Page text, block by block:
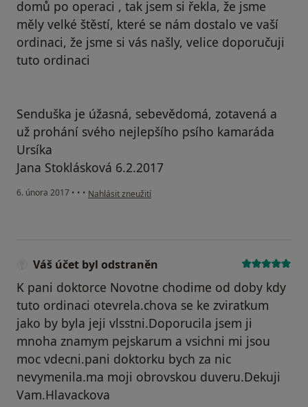
domů po operaci , tak jsem si řekla, že jsme
měly velké štěstí, které se nám dostalo ve vaší
ordinaci, že jsme si vás našly, velice doporučuji
tuto ordinaci
Senduška je úžasná, sebevědomá, zotavená a
už prohání svého nejlepšího psího kamaráda
Ursíka
Jana Stoklásková 6.2.2017
6. února 2017 • • • podle názoru uživatele Váš účet byl odstraněn
Nahlásit zneužití
Váš účet byl odstraněn
K pani doktorce Novotne chodime od doby kdy
tuto ordinaci otevrela.chova se ke zviratkum
jako by byla jeji vlsstni.Doporucila jsem ji
mnoha znamym pejskarum a vsichni mi jsou
moc vdecni.pani doktorku bych za nic
nevymenila.ma moji obrovskou duveru.Dekuji
Vam.Hlavackova